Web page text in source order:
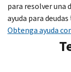
para resolver una
ayuda para
Obtenga ayuda